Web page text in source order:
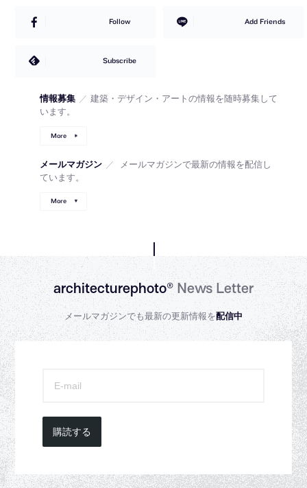
Follow Add Friends
Subscribe
情報募集 ／ 建築・デザイン・アートの情報を随時募集して
います。
More
メールマガジン ／
メールマガジンで最新の情報を配信し
ています。
More
architecturephoto®News Letter
メールマガジンでも最新の更新情報を配信中
購読する